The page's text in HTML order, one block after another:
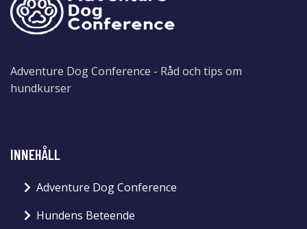
Adventure Dog Conference - Råd och tips om
hundkurser
INNEHÅLL
Adventure Dog Conference
Hundens Beteende